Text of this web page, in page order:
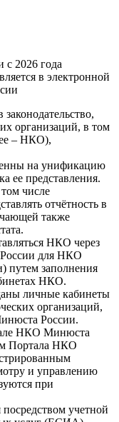
с 2026 года
в электронной
организаций, в том
– НКО),
на унификацию
ее представления.
числе
отчётность в
также
НКО через
для НКО
заполнения
НКО.
личные кабинеты
организаций,
России.
НКО Минюста
Портала НКО
и управлению
при
учетной